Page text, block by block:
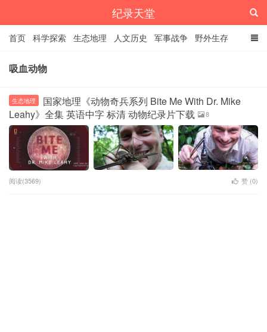
纪录天堂
首页 科学探索 生态地理 人文历史 军事战争 野外生存
经典纪录
吸血动物
生态地理
国家地理《动物奇兵系列 Bite Me With Dr. Mike
Leahy》全集 英语中字 标清 动物纪录片下载
8
阅读(3569) 赞 (0)